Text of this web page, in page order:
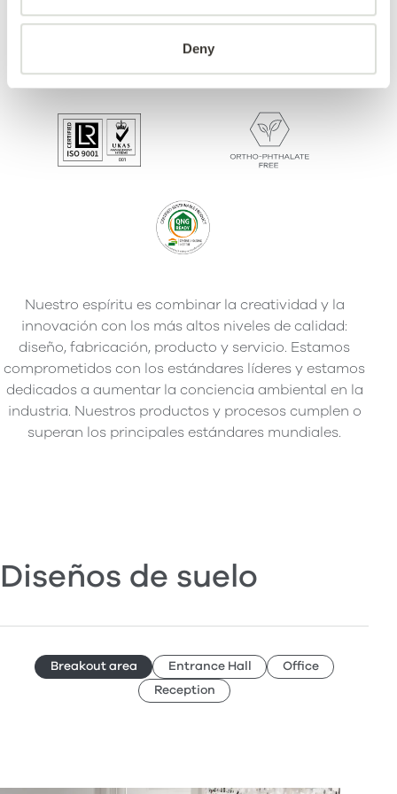
Deny
Nuestro espíritu es combinar la creatividad y la
innovación con los más altos niveles de calidad:
diseño, fabricación, producto y servicio. Estamos
comprometidos con los estándares líderes y estamos
dedicados a aumentar la conciencia ambiental en la
industria. Nuestros productos y procesos cumplen o
superan los principales estándares mundiales.
Diseños de suelo
Breakout area Entrance Hall
Office
Reception